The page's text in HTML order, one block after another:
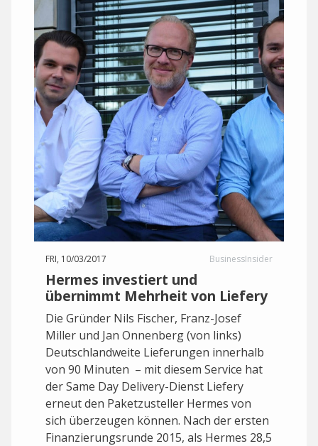
FRI, 10/03/2017 BusinessInsider
Hermes investiert und
übernimmt Mehrheit von Liefery
Die Gründer Nils Fischer, Franz-Josef
Miller und Jan Onnenberg (von links)
Deutschlandweite Lieferungen innerhalb
von 90 Minuten – mit diesem Service hat
der Same Day Delivery-Dienst Liefery
erneut den Paketzusteller Hermes von
sich überzeugen können. Nach der ersten
Finanzierungsrunde 2015, als Hermes 28,5